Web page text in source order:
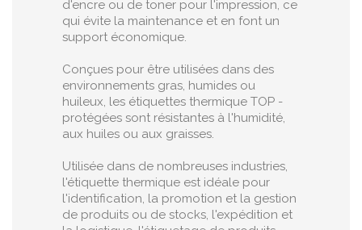
d'encre ou de toner pour l'impression, ce
qui évite la maintenance et en font un
support économique.
Conçues pour être utilisées dans des
environnements gras, humides ou
huileux, les étiquettes thermique TOP -
protégées sont résistantes à l'humidité,
aux huiles ou aux graisses.
Utilisée dans de nombreuses industries,
l'étiquette thermique est idéale pour
l'identification, la promotion et la gestion
de produits ou de stocks, l'expédition et